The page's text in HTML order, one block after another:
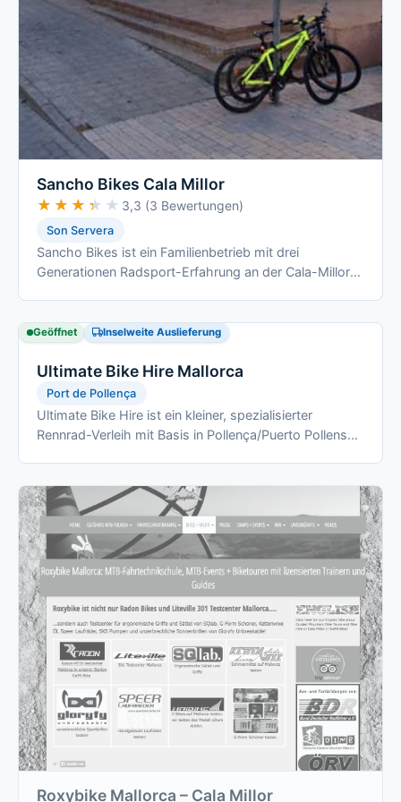
Sancho Bikes Cala Millor
★★★★★
★★★★★ 3,3 (3 Bewertungen)
Son Servera
Sancho Bikes ist ein Familienbetrieb mit drei
Generationen Radsport-Erfahrung an der Cala-Millor-
Geöffnet Inselweite Auslieferung
Ultimate Bike Hire Mallorca
Port de Pollença
Ultimate Bike Hire ist ein kleiner, spezialisierter
Rennrad-Verleih mit Basis in Pollença/Puerto Pollensa,
Roxybike Mallorca – Cala Millor